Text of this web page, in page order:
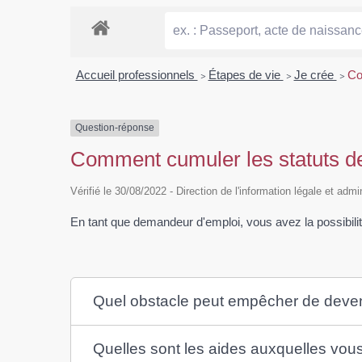
Accueil professionnels > Étapes de vie > Je crée >
Question-réponse
Comment cumuler les statuts
Vérifié le 30/08/2022 - Direction de l'information légale et
En tant que demandeur d'emploi, vous avez la
Quel obstacle peut empêcher de
Quelles sont les aides auxquelles